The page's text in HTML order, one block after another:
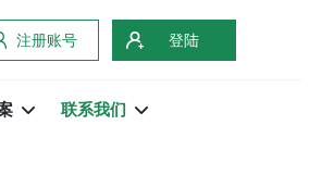
注册账号 登陆
联系我们